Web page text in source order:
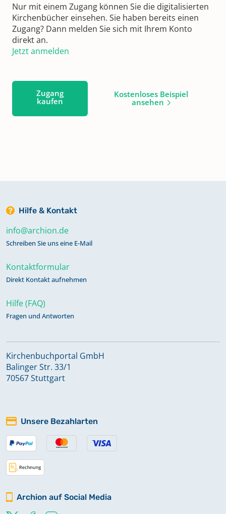
Nur mit einem Zugang können Sie die digitalisierten
Kirchenbücher einsehen. Sie haben bereits einen
Zugang? Dann melden Sie sich mit Ihrem Konto
direkt an.
Jetzt anmelden
Zugang
kaufen
Kostenloses Beispiel
ansehen
Hilfe & Kontakt
info@archion.de
Schreiben Sie uns eine E-Mail
Kontaktformular
Direkt Kontakt aufnehmen
Hilfe (FAQ)
Fragen und Antworten
Kirchenbuchportal GmbH
Balinger Str. 33/1
70567 Stuttgart
Unsere Bezahlarten
Archion auf Social Media